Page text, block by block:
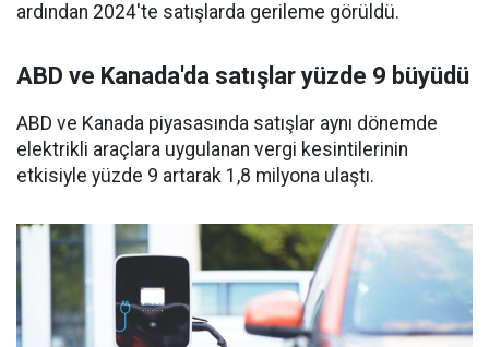
ardından 2024'te satışlarda gerileme görüldü.
ABD ve Kanada'da satışlar yüzde 9 büyüdü
ABD ve Kanada piyasasında satışlar aynı dönemde
elektrikli araçlara uygulanan vergi kesintilerinin
etkisiyle yüzde 9 artarak 1,8 milyona ulaştı.